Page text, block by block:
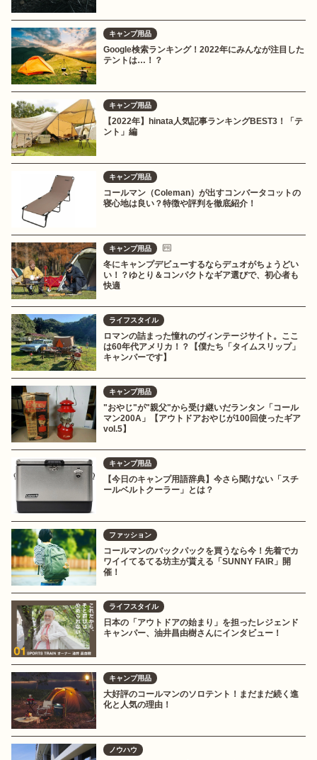
キャンプ用品
Google検索ランキング！2022年にみんなが注目した
テントは…！？
キャンプ用品
【2022年】hinata人気記事ランキングBEST3！「テ
ント」編
キャンプ用品
コールマン（Coleman）が出すコンバータコットの
寝心地は良い？特徴や評判を徹底紹介！
キャンプ用品
冬にキャンプデビューするならデュオがちょうどい
い！？ゆとり＆コンパクトなギア選びで、初心者も
快適
ライフスタイル
ロマンの詰まった憧れのヴィンテージサイト。ここ
は60年代アメリカ！？【僕たち「タイムスリップ」
キャンパーです】
キャンプ用品
"おやじ"が"親父"から受け継いだランタン「コール
マン200A」【アウトドアおやじが100回使ったギア
vol.5】
キャンプ用品
【今日のキャンプ用語辞典】今さら聞けない「スチ
ールベルトクーラー」とは？
ファッション
コールマンのバックパックを買うなら今！先着でカ
ワイイてるてる坊主が貰える「SUNNY FAIR」開
催！
ライフスタイル
日本の「アウトドアの始まり」を担ったレジェンド
キャンパー、油井昌由樹さんにインタビュー！
キャンプ用品
大好評のコールマンのソロテント！まだまだ続く進
化と人気の理由！
ノウハウ